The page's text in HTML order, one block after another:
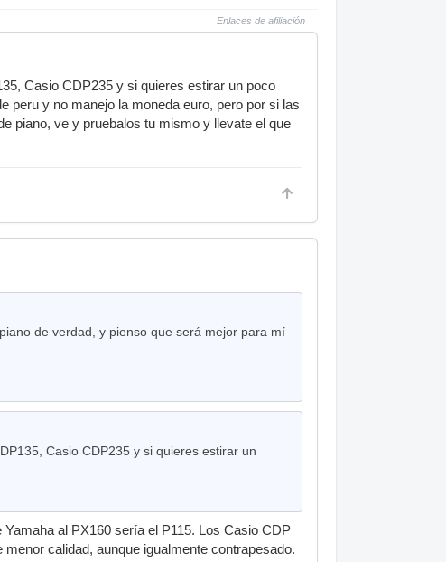
Enlaces de afiliación
Casio CDP235 y si quieres estirar un poco
peru y no manejo la moneda euro, pero por si las
piano, ve y pruebalos tu mismo y llevate el que
de verdad, y pienso que será mejor para mí
Casio CDP235 y si quieres estirar un
al PX160 sería el P115. Los Casio CDP
calidad, aunque igualmente contrapesado.